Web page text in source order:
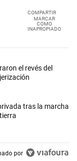
COMPARTIR
MARCAR
COMO
INAPROPIADO
en los
y Lousteau
el revés del
de la ley de
tras la marcha
por